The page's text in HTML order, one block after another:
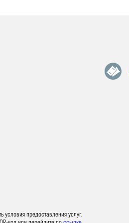
условия предоставления услуг,